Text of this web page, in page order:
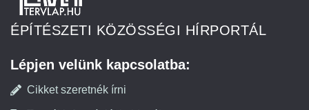
ÉPÍTÉSZETI KÖZÖSSÉGI HÍRPORTÁL
Lépjen velünk kapcsolatba:
Cikket szeretnék írni